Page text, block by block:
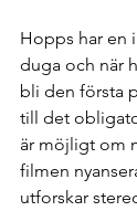
Hopps har en
duga och när
bli den första
till det
är möjligt om
filmen
utforskar